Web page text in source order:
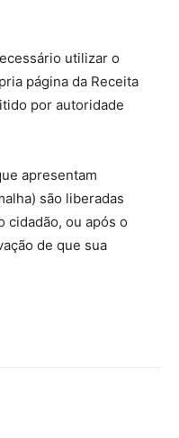
utilizar o
página da Receita
por autoridade
apresentam
são liberadas
cidadão, ou após o
de que sua